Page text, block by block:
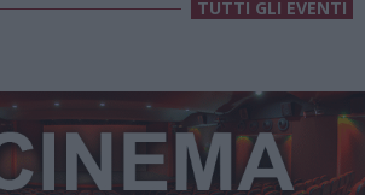
TUTTI GLI EVENTI